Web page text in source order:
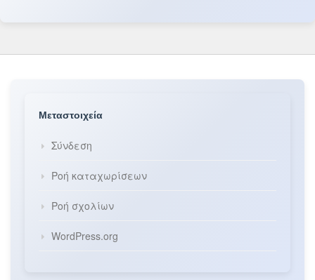
Μεταστοιχεία
Σύνδεση
Ροή καταχωρίσεων
Ροή σχολίων
WordPress.org